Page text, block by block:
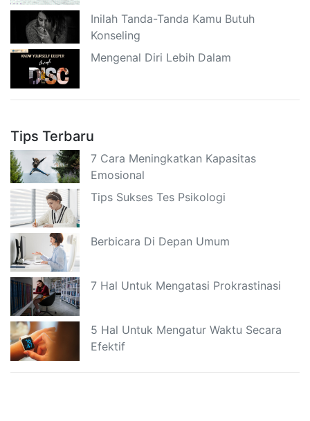
Inilah Tanda-Tanda Kamu Butuh
Konseling
Mengenal Diri Lebih Dalam
Tips Terbaru
7 Cara Meningkatkan Kapasitas
Emosional
Tips Sukses Tes Psikologi
Berbicara Di Depan Umum
7 Hal Untuk Mengatasi Prokrastinasi
5 Hal Untuk Mengatur Waktu Secara
Efektif